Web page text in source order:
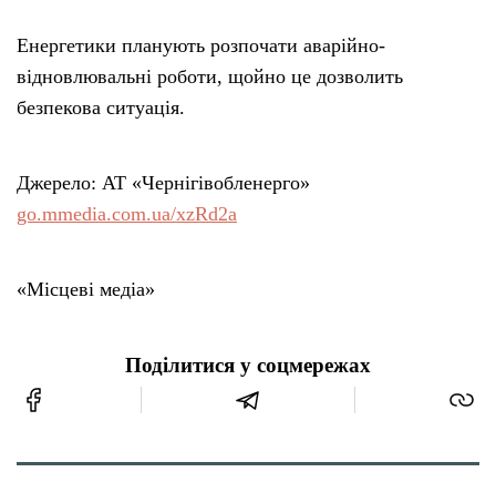
Енергетики планують розпочати аварійно-
відновлювальні роботи, щойно це дозволить
безпекова ситуація.
Джерело: АТ «Чернігівобленерго»
go.mmedia.com.ua/xzRd2a
«Місцеві медіа»
Поділитися у соцмережах